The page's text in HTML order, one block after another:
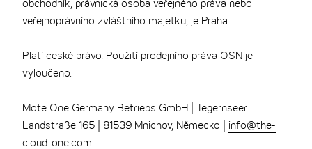
obchodník, právnická osoba veřejného práva nebo
veřejnoprávního zvláštního majetku, je Praha.
Platí ceské právo. Použití prodejního práva OSN je
vyloučeno.
Mote One Germany Betriebs GmbH | Tegernseer
Landstraße 165 | 81539 Mnichov, Německo | info@the-
cloud-one.com